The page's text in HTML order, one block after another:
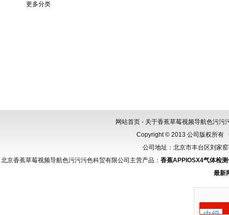
更多分类
网站首页 - 关于香蕉草莓视频导航色污污
Copyright © 2013 公司版权所有
公司地址：北京市丰台区刘
北京香蕉草莓视频导航色污污污色科贸有限公司主营产品： 香蕉APPIOSX4气体检
最新